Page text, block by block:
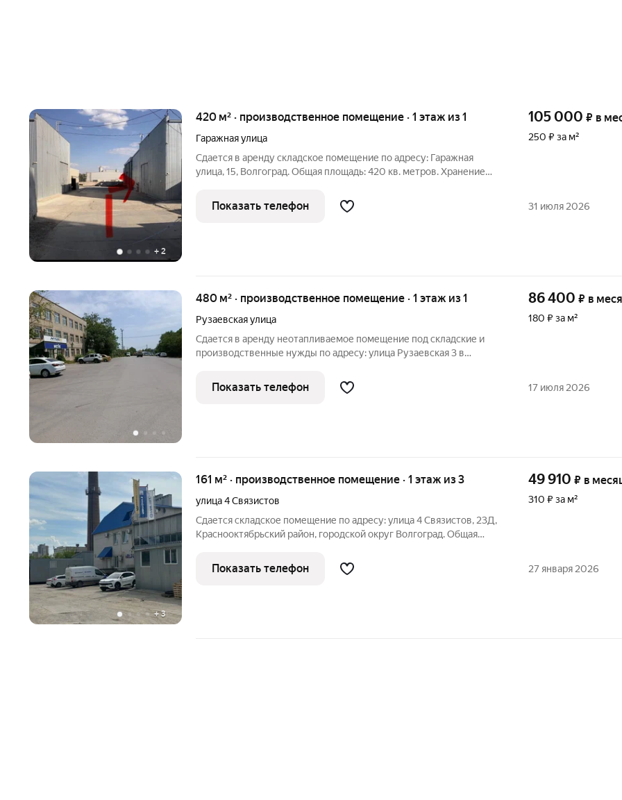
+ 2
420 м² · производственное помещение · 1 этаж из 1
Гаражная улица
Сдается в аренду складское помещение по адресу: Гаражная
улица, 15, Волгоград. Общая площадь: 420 кв. метров. Хранение
материалы; грузы на палетах; сырье и полуфабрикаты, не
требующие строго
105 000 ₽ в
250 ₽ за м²
Показать телефон 31 июля 2026
480 м² · производственное помещение · 1 этаж из 1
Рузаевская улица
Сдается в аренду неотапливаемое помещение под складские и
производственные нужды по адресу: улица Рузаевская 3 в
м). Удобный заезд для спецтехники и грузовых автомобилей
(ворота 4 4,5 м),
86 400 ₽ в
180 ₽ за м²
Показать телефон 17 июля 2026
+3
161 м² · производственное помещение · 1 этаж из 3
улица 4 Связистов
Сдается складское помещение по адресу: улица 4 Связистов, 23Д,
Краснооктябрьский район, городской округ Волгоград. Общая
пол (бетон, плитка) - наличие крытой разгрузочной рампы для
49 910 ₽ в
310 ₽ за м²
Показать телефон 27 января 2026